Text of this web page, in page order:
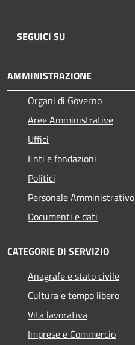
SEGUICI SU
AMMINISTRAZIONE
Organi di Governo
Aree Amministrative
Uffici
Enti e fondazioni
Politici
Personale Amministrativo
Documenti e dati
CATEGORIE DI SERVIZIO
Anagrafe e stato civile
Cultura e tempo libero
Vita lavorativa
Imprese e Commercio